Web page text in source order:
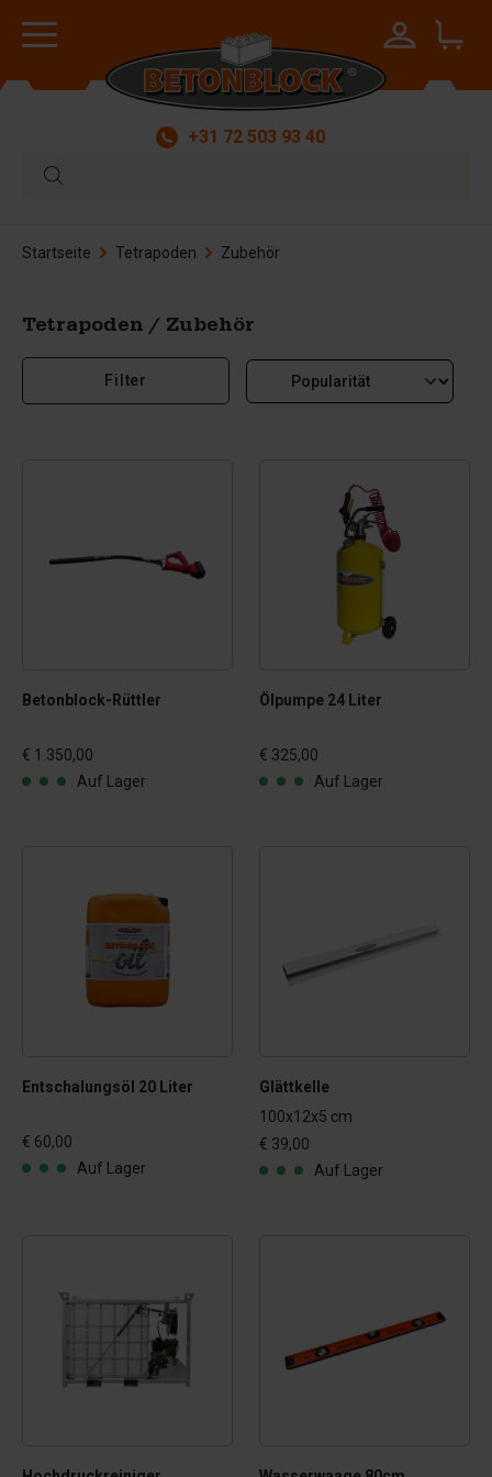
+31 72 503 93 40
Startseite Tetrapoden Zubehör
Tetrapoden / Zubehör
Filter
Betonblock-Rüttler
€ 1.350,00
Auf Lager
Ölpumpe 24 Liter
€ 325,00
Auf Lager
Entschalungsöl 20 Liter
€ 60,00
Auf Lager
Glättkelle
100x12x5 cm
€ 39,00
Auf Lager